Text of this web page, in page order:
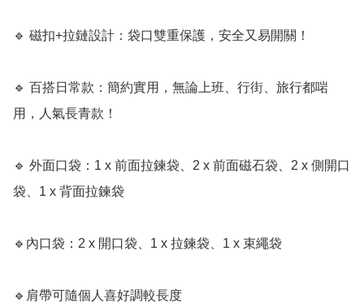
🔹 磁扣+拉鏈設計：袋口雙重保護，安全又易開關！
🔹 百搭日常款：簡約實用，無論上班、行街、旅行都啱
用，人氣長青款！
🔹 外面口袋：1 x 前面拉鍊袋、2 x 前面磁石袋、2 x 側開口
袋、1 x 背面拉鍊袋
🔹內口袋：2 x 開口袋、1 x 拉鍊袋、1 x 束繩袋
🔹肩帶可隨個人喜好調較長度